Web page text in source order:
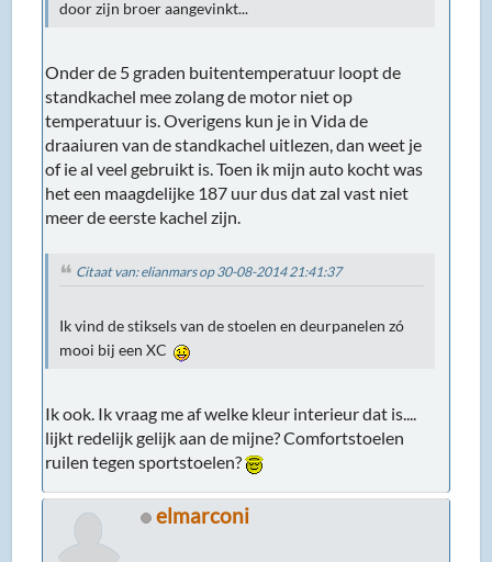
door zijn broer aangevinkt...
Onder de 5 graden buitentemperatuur loopt de
standkachel mee zolang de motor niet op
temperatuur is. Overigens kun je in Vida de
draaiuren van de standkachel uitlezen, dan weet je
of ie al veel gebruikt is. Toen ik mijn auto kocht was
het een maagdelijke 187 uur dus dat zal vast niet
meer de eerste kachel zijn.
Citaat van: elianmars op 30-08-2014 21:41:37
Ik vind de stiksels van de stoelen en deurpanelen zó
mooi bij een XC
Ik ook. Ik vraag me af welke kleur interieur dat is....
lijkt redelijk gelijk aan de mijne? Comfortstoelen
ruilen tegen sportstoelen?
elmarconi